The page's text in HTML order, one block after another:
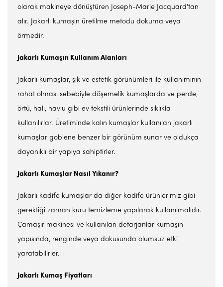
olarak makineye dönüştüren Joseph-Marie Jacquard'tan
alır. Jakarlı kumaşın üretilme metodu dokuma veya
örmedir.
Jakarlı Kumaşın Kullanım Alanları
Jakarlı kumaşlar, şık ve estetik görünümleri ile kullanımının
rahat olması sebebiyle döşemelik kumaşlarda ve perde,
örtü, halı, havlu gibi ev tekstili ürünlerinde sıklıkla
kullanılırlar. Üretiminde kalın kumaşlar kullanılan jakarlı
kumaşlar goblene benzer bir görünüm sunar ve oldukça
dayanıklı bir yapıya sahiptirler.
Jakarlı Kumaşlar Nasıl Yıkanır?
Jakarlı kadife kumaşlar da diğer kadife ürünlerimiz gibi
gerektiği zaman kuru temizleme yapılarak kullanılmalıdır.
Çamaşır makinesi ve kullanılan detarjanlar kumaşın
yapısında, renginde veya dokusunda olumsuz etki
yaratabilirler.
Jakarlı Kumaş Fiyatları